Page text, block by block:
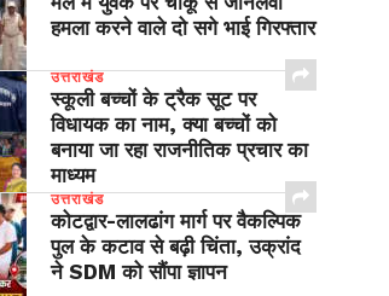
हमला करने वाले दो सगे भाई गिरफ्तार
उत्तराखंड
स्कूली बच्चों के ट्रैक सूट पर
विधायक का नाम, क्या बच्चों को
बनाया जा रहा राजनीतिक प्रचार का
माध्यम
उत्तराखंड
​कोटद्वार-लालढांग मार्ग पर वैकल्पिक
पुल के कटाव से बढ़ी चिंता, उक्रांद
ने SDM को सौंपा ज्ञापन